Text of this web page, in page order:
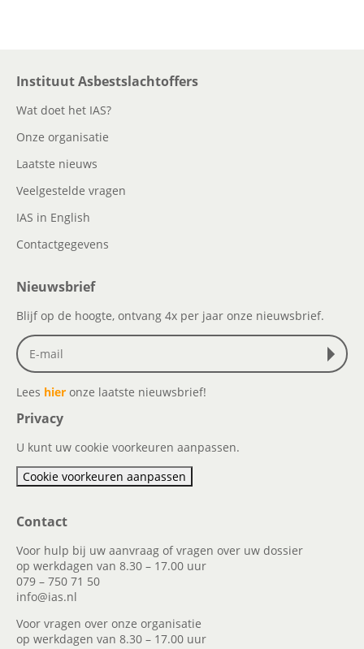
Instituut Asbestslachtoffers
Wat doet het IAS?
Onze organisatie
Laatste nieuws
Veelgestelde vragen
IAS in English
Contactgegevens
Nieuwsbrief
Blijf op de hoogte, ontvang 4x per jaar onze nieuwsbrief.
Lees hier onze laatste nieuwsbrief!
Privacy
U kunt uw cookie voorkeuren aanpassen.
Cookie voorkeuren aanpassen
Contact
Voor hulp bij uw aanvraag of vragen over uw dossier
op werkdagen van 8.30 – 17.00 uur
079 – 750 71 50
info@ias.nl
Voor vragen over onze organisatie
op werkdagen van 8.30 – 17.00 uur